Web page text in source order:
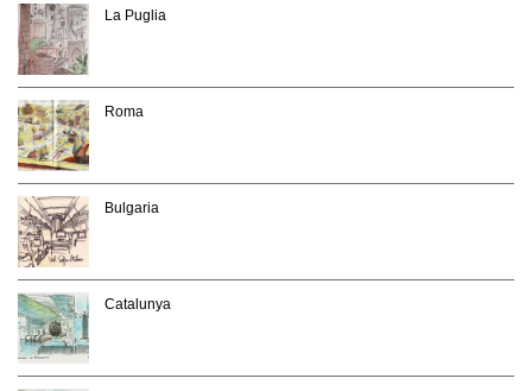
La Puglia
Roma
Bulgaria
Catalunya